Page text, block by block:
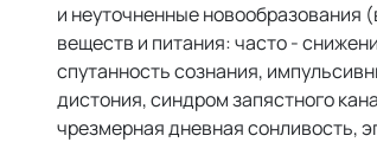
и неуточненные
веществ и питания: часто -
спутанность сознания,
дистония, синдром запястного
чрезмерная дневная сонливость,